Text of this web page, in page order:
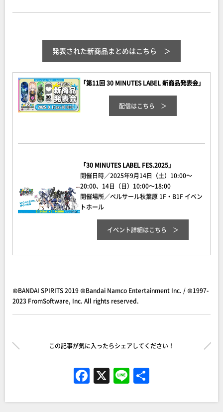
発表された新商品まとめはこちら
「第11回 30 MINUTES LABEL 新商品発表会」
配信はこちら
「30 MINUTES LABEL FES.2025」
開催日時／2025年9月14日（土）10:00～
20:00、14日（日）10:00～18:00
開催場所／ベルサール秋葉原 1F・B1F イベン
トホール
イベント詳細はこちら
©BANDAI SPIRITS 2019 ©Bandai Namco Entertainment Inc. / ©1997-
2023 FromSoftware, Inc. All rights reserved.
この記事が気に入ったらシェアしてください！
F
a
c
X Li
n
e